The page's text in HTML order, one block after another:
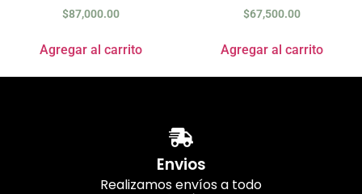
$87,000.00
Agregar al carrito
$67,500.00
Agregar al carrito
Envios
Realizamos envíos a todo